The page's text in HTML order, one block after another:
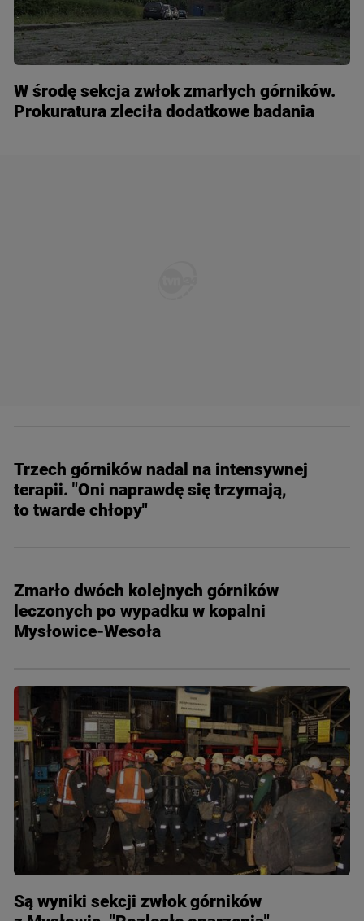
W środę sekcja zwłok zmarłych górników.
Prokuratura zleciła dodatkowe badania
Trzech górników nadal na intensywnej
terapii. "Oni naprawdę się trzymają,
to twarde chłopy"
Zmarło dwóch kolejnych górników
leczonych po wypadku w kopalni
Mysłowice-Wesoła
Są wyniki sekcji zwłok górników